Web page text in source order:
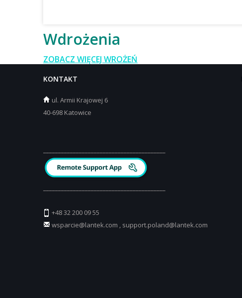
Wdrożenia
ZOBACZ WIĘCEJ WROŻEŃ
KONTAKT
ul. Armii Krajowej 6
40-698 Katowice
+48 32 200 09 55
wsparcie@lantek.com , support.poland@lantek.com